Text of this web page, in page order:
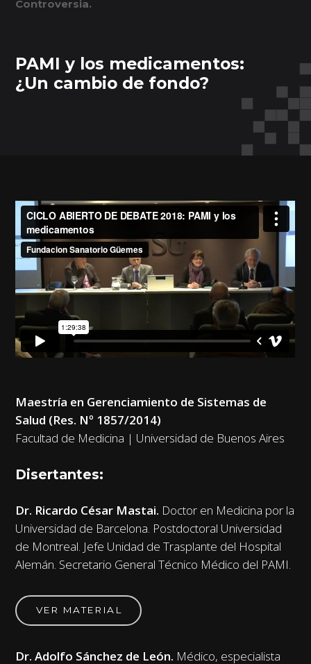
Controversia.
PAMI y los medicamentos:
¿Un cambio de fondo?
Maestría en Gerenciamiento de Sistemas de
Salud (Res. Nº 1857/2014)
Facultad de Medicina | Universidad de Buenos Aires
Disertantes:
Dr. Ricardo César Mastai. Doctor en Medicina por la
Universidad de Barcelona. Postdoctoral Universidad
de Montreal. Jefe Unidad de Trasplante del Hospital
Alemán. Secretario General Técnico Médico del PAMI.
VER MATERIAL
Dr. Adolfo Sánchez de León. Médico, especialista